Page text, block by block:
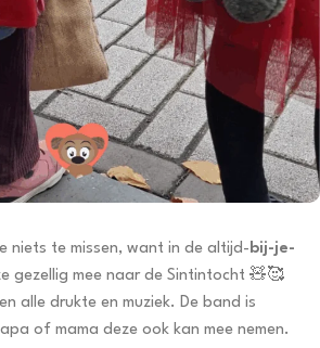
niets te missen, want in de altijd- bij-je-
gezellig mee naar de Sintintocht 🧸🥰
alle drukte en muziek. De band is
of mama deze ook kan mee nemen.